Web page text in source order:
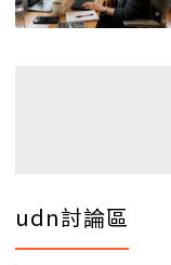
udn討論區